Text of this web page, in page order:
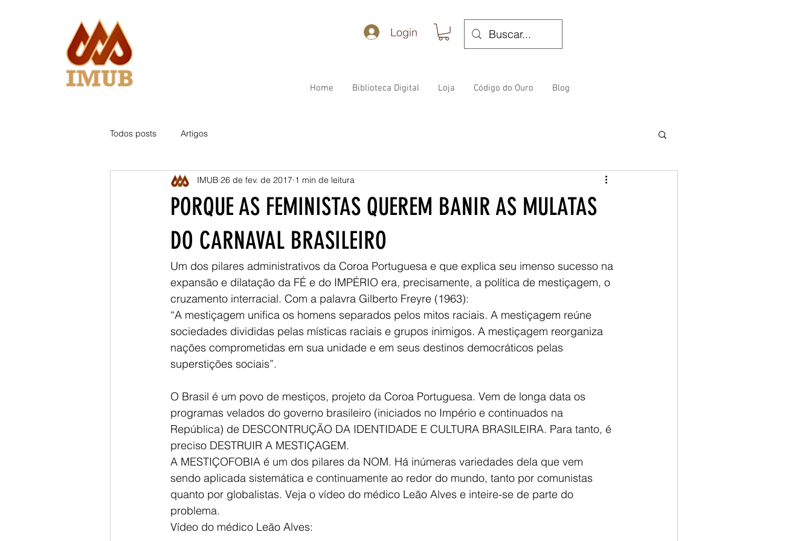
Login
Home Biblioteca Digital Loja Código do Ouro Blog
Todos posts Artigos
PORQUE AS FEMINISTAS QUEREM BANIR AS MULATAS
DO CARNAVAL BRASILEIRO
IMUB 26 de fev. de 2017 1 min de leitura
Um dos pilares administrativos da Coroa Portuguesa e que explica seu imenso sucesso na
expansão e dilatação da FÉ e do IMPÉRIO era, precisamente, a política de mestiçagem, o
cruzamento interracial. Com a palavra Gilberto Freyre (1963):
“A mestiçagem unifica os homens separados pelos mitos raciais. A mestiçagem reúne
sociedades divididas pelas místicas raciais e grupos inimigos. A mestiçagem reorganiza
nações comprometidas em sua unidade e em seus destinos democráticos pelas
superstições sociais”.
O Brasil é um povo de mestiços, projeto da Coroa Portuguesa. Vem de longa data os
programas velados do governo brasileiro (iniciados no Império e continuados na
República) de DESCONTRUÇÃO DA IDENTIDADE E CULTURA BRASILEIRA. Para tanto, é
preciso DESTRUIR A MESTIÇAGEM.
A MESTIÇOFOBIA é um dos pilares da NOM. Há inúmeras variedades dela que vem
sendo aplicada sistemática e continuamente ao redor do mundo, tanto por comunistas
quanto por globalistas. Veja o vídeo do médico Leão Alves e inteire-se de parte do
problema.
Vídeo do médico Leão Alves: